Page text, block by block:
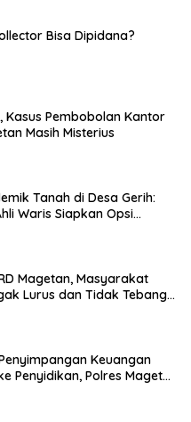
Bisa Dipidana?
Kasus Pembobolan Kantor
Masih Misterius
Tanah di Desa Gerih:
Waris Siapkan Opsi
Magetan, Masyarakat
Lurus dan Tidak Tebang
Keuangan
Penyidikan, Polres Magetan